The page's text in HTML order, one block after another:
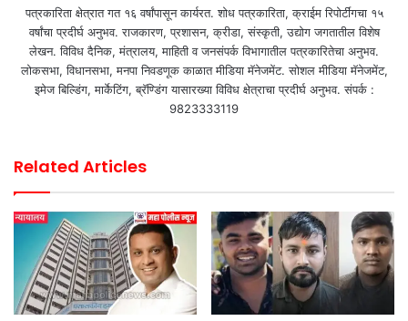
पत्रकारिता क्षेत्रात गत १६ वर्षांपासून कार्यरत. शोध पत्रकारिता, क्राईम रिपोर्टींगचा १५
वर्षांचा प्रदीर्घ अनुभव. राजकारण, प्रशासन, क्रीडा, संस्कृती, उद्योग जगतातील विशेष
लेखन. विविध दैनिक, मंत्रालय, माहिती व जनसंपर्क विभागातील पत्रकारितेचा अनुभव.
लोकसभा, विधानसभा, मनपा निवडणूक काळात मीडिया मॅनेजमेंट. सोशल मीडिया मॅनेजमेंट,
इमेज बिल्डिंग, मार्केटिंग, ब्रॅण्डिंग यासारख्या विविध क्षेत्राचा प्रदीर्घ अनुभव. संपर्क :
9823333119
Related Articles